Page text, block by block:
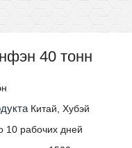
40 тонн
Китай, Хубэй
10 рабочих дней